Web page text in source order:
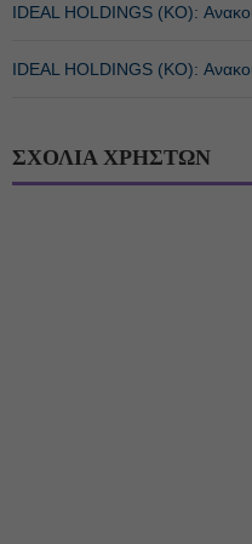
IDEAL HOLDINGS (ΚΟ):
IDEAL HOLDINGS (ΚΟ):
ΣΧΟΛΙΑ ΧΡΗΣΤΩΝ